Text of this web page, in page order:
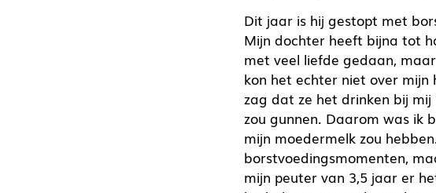
Dit jaar is hij gestopt met
Mijn dochter heeft bijna tot
met veel liefde gedaan,
kon het echter niet over
zag dat ze het drinken bij
zou gunnen. Daarom was ik
mijn moedermelk zou
borstvoedingsmomenten,
mijn peuter van 3,5 jaar er